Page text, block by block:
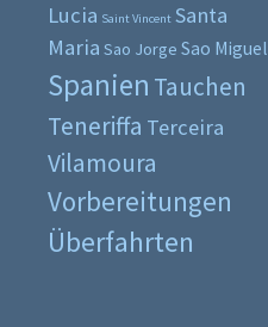
Lucia Saint Vincent Santa
Maria Sao Jorge Sao Miguel
Spanien Tauchen
Teneriffa Terceira
Vilamoura
Vorbereitungen
Überfahrten